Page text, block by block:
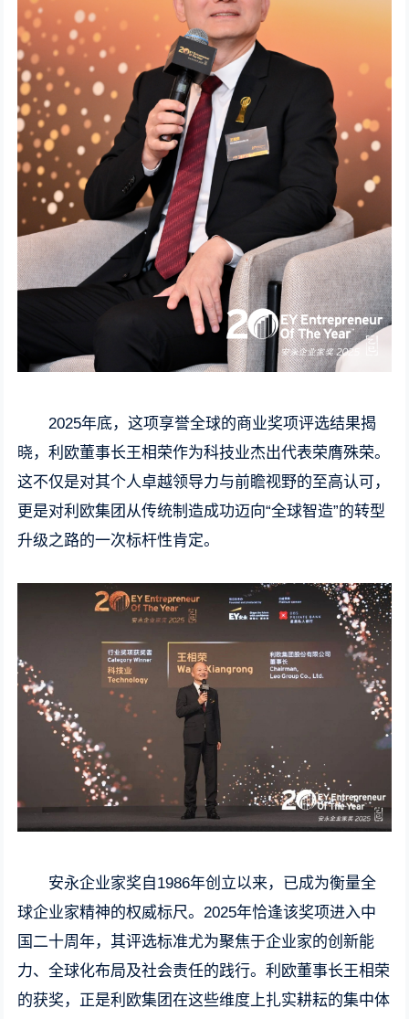
2025年底，这项享誉全球的商业奖项评选结果揭
晓，利欧董事长王相荣作为科技业杰出代表荣膺殊荣。
这不仅是对其个人卓越领导力与前瞻视野的至高认可，
更是对利欧集团从传统制造成功迈向“全球智造”的转型
升级之路的一次标杆性肯定。
安永企业家奖自1986年创立以来，已成为衡量全
球企业家精神的权威标尺。2025年恰逢该奖项进入中
国二十周年，其评选标准尤为聚焦于企业家的创新能
力、全球化布局及社会责任的践行。利欧董事长王相荣
的获奖，正是利欧集团在这些维度上扎实耕耘的集中体